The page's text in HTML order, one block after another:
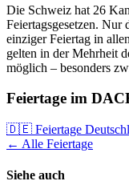
Die Schweiz hat 26
Feiertagsgesetzen.
einziger Feiertag in
gelten in der Mehrheit
möglich – besonders
Feiertage im
🇩🇪 Feiertage
← Alle Feiertage
Siehe auch